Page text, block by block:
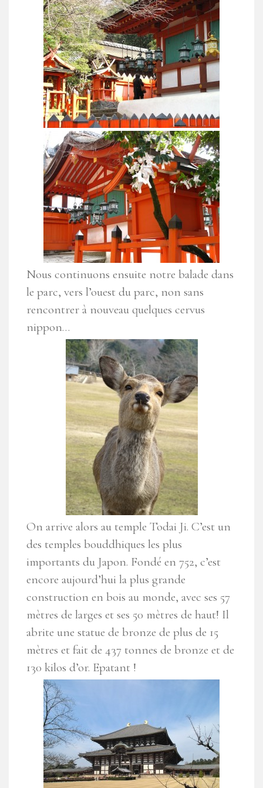
Nous continuons ensuite notre balade dans
le parc, vers l’ouest du parc, non sans
rencontrer à nouveau quelques cervus
nippon…
On arrive alors au temple Todai Ji. C’est un
des temples bouddhiques les plus
importants du Japon. Fondé en 752, c’est
encore aujourd’hui la plus grande
construction en bois au monde, avec ses 57
mètres de larges et ses 50 mètres de haut! Il
abrite une statue de bronze de plus de 15
mètres et fait de 437 tonnes de bronze et de
130 kilos d’or. Epatant !